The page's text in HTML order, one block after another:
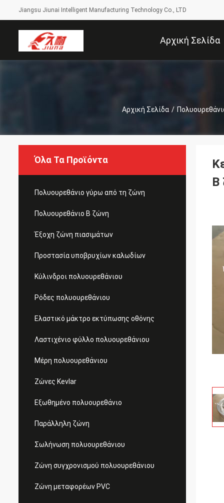
Jiangsu Jiunai Intelligent Manufacturing Technology Co., LTD
Αρχική Σελίδα
Αρχική Σελίδα /
Όλα Τα Προϊόντα
Πολυουρεθάνιο γύρω από τη ζώνη
Πολυουρεθάνιο Β ζώνη
Έξοχη ζώνη πιασιμάτων
Προστασία υποβρυχίων καλωδίων
Κύλινδροι πολυουρεθάνιου
Ρόδες πολυουρεθάνιου
Ελαστικό μάκτρο εκτύπωσης οθόνης
Λαστιχένιο φύλλο πολυουρεθάνιου
Μέρη πολυουρεθάνιου
Ζώνες Kevlar
Εξωθημένο πολυουρεθάνιο
Παράλληλη ζώνη
Σωλήνωση πολυουρεθάνιου
Ζώνη συγχρονισμού πολυουρεθάνιου
Ζώνη μεταφορέων PVC
Β